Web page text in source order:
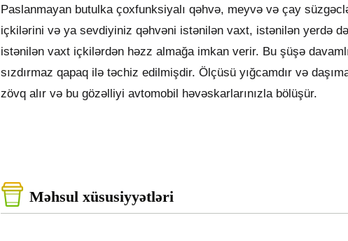
Paslanmayan butulka çoxfunksiyalı qəhvə, meyvə və çay
içkilərini və ya sevdiyiniz qəhvəni istənilən vaxt, istənilən yerdə
istənilən vaxt içkilərdən həzz almağa imkan verir. Bu şüşə
sızdırmaz qapaq ilə təchiz edilmişdir. Ölçüsü yığcamdır və
zövq alır və bu gözəlliyi avtomobil həvəskarlarınızla bölüşür.
Məhsul xüsusiyyətləri